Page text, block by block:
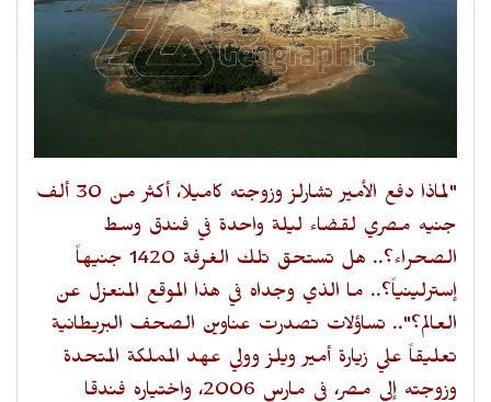
"لماذا دفع الأمير تشارلز وزوجته كاميلا، أكثر من 30 ألف
جنيه مصري لقضاء ليلة واحدة في فندق وسط
الصحراء؟.. هل تستحق تلك الغرفة 1420 جنيهاً
إسترلينياً؟.. ما الذي وجداه في هذا الموقع المنعزل عن
العالم؟".. تساؤلات تصدرت عناوين الصحف البريطانية
تعليقاً علي زيارة أمير ويلز وولي عهد المملكة المتحدة
وزوجته إلي مصر، في مارس 2006، واختياره فندقا